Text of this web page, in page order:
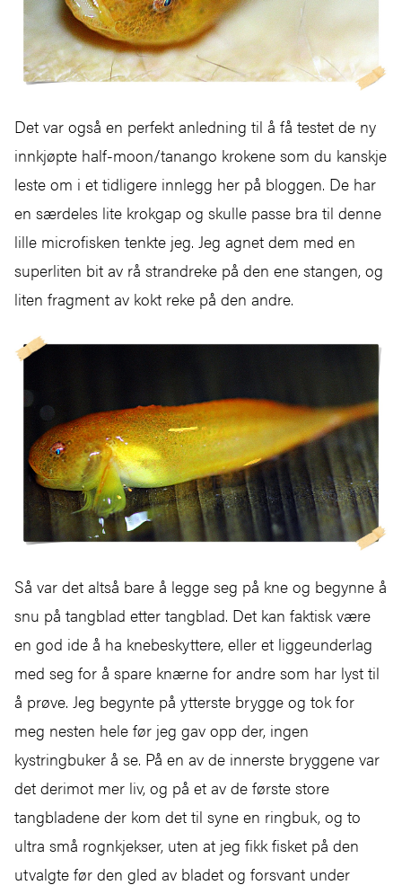
Det var også en perfekt anledning til å få testet de ny
innkjøpte half-moon/tanango krokene som du kanskje
leste om i et tidligere innlegg her på bloggen. De har
en særdeles lite krokgap og skulle passe bra til denne
lille microfisken tenkte jeg. Jeg agnet dem med en
superliten bit av rå strandreke på den ene stangen, og
liten fragment av kokt reke på den andre.
Så var det altså bare å legge seg på kne og begynne å
snu på tangblad etter tangblad. Det kan faktisk være
en god ide å ha knebeskyttere, eller et liggeunderlag
med seg for å spare knærne for andre som har lyst til
å prøve. Jeg begynte på ytterste brygge og tok for
meg nesten hele før jeg gav opp der, ingen
kystringbuker å se. På en av de innerste bryggene var
det derimot mer liv, og på et av de første store
tangbladene der kom det til syne en ringbuk, og to
ultra små rognkjekser, uten at jeg fikk fisket på den
utvalgte før den gled av bladet og forsvant under